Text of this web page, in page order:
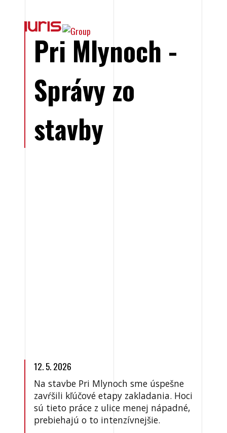
Pri Mlynoch -
Správy zo
stavby
12. 5. 2026
Na stavbe Pri Mlynoch sme úspešne
zavŕšili kľúčové etapy zakladania. Hoci
sú tieto práce z ulice menej nápadné,
prebiehajú o to intenzívnejšie.